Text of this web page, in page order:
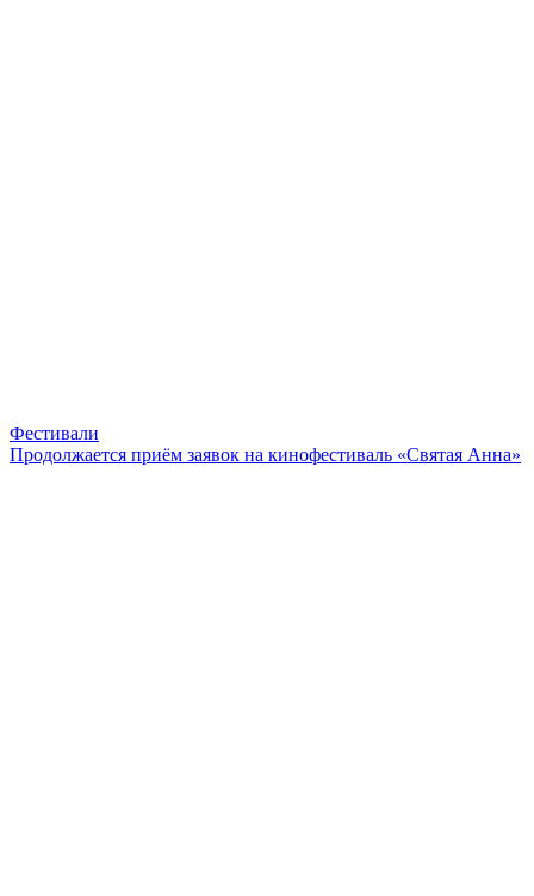
Фестивали
Продолжается приём заявок на кинофестиваль «Святая Анна»